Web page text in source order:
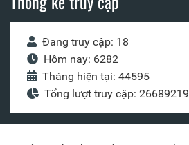
Đang truy cập: 18
Hôm nay: 6282
Tháng hiện tại: 44595
Tổng lượt truy cập: 26689219